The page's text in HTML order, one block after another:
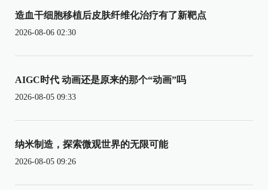
造血干细胞移植后皮肤纤维化治疗有了新靶点
2026-08-06 02:30
AIGC时代 动画还是原来的那个“动画”吗
2026-08-05 09:33
纳米制造，探索微观世界的无限可能
2026-08-05 09:26